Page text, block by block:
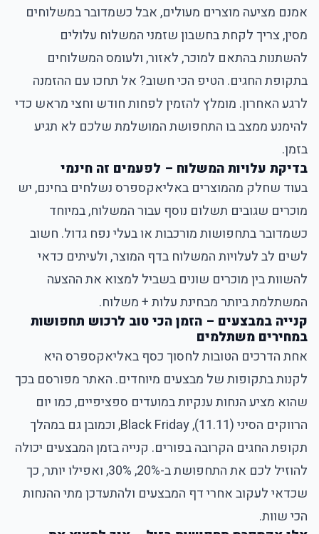
אמנם מציעה מוצרים מעולים, אבל כשמדובר במשלוחים
מסין, צריך לקחת בחשבון שזמני המשלוח עלולים
להשתנות בהתאם למוכר, לאזור, ולעומס המשלוחים
בתקופת החגים. הטיפ הכי חשוב? אל תחכו עם ההזמנה
לרגע האחרון. מומלץ להזמין לפחות חודש וחצי מראש כדי
להימנע ממצב בו התחפושת המושלמת שלכם לא תגיע
בזמן.
בדיקת עלויות המשלוח – לפעמים זה חינמי
בעוד שחלק מהמוצרים באליאקספרס נשלחים בחינם, יש
מוכרים שגובים תשלום נוסף עבור המשלוח, במיוחד
כשמדובר בתחפושות מורכבות או בעלי נפח גדול. חשוב
לשים לב לעלויות המשלוח בדף המוצר, ולעיתים כדאי
להשוות בין מוכרים שונים בשביל למצוא את ההצעה
המשתלמת ביותר מבחינת עלות + משלוח.
קנייה במבצעים – הזמן הכי טוב לרכוש תחפושות
במחירים משתלמים
אחת הדרכים הטובות לחסוך כסף באליאקספרס היא
לקנות בתקופות של מבצעים מיוחדים. האתר מפורסם בכך
שהוא מציע הנחות ענקיות במועדים ספציפיים, כמו יום
הרווקים הסיני (11.11), Black Friday, וכמובן גם במהלך
תקופת החגים הקרובה בפורים. קנייה בזמן המבצעים יכולה
להוזיל לכם את התחפושת ב-20%, 30%, ואפילו יותר, כך
שכדאי לעקוב אחרי דף המבצעים ולהתעדכן מתי ההנחות
הכי שוות.